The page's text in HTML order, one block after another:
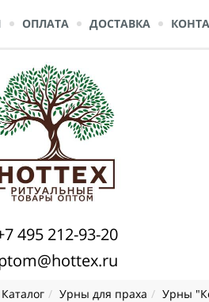
ОПЛАТА ДОСТАВКА
495 212-93-20
Каталог Урны для праха Урны